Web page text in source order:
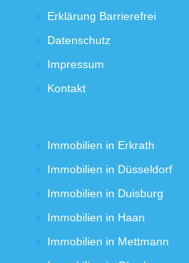
Erklärung Barrierefrei
Datenschutz
Impressum
Kontakt
Immobilien in Erkrath
Immobilien in Düsseldorf
Immobilien in Duisburg
Immobilien in Haan
Immobilien in Mettmann